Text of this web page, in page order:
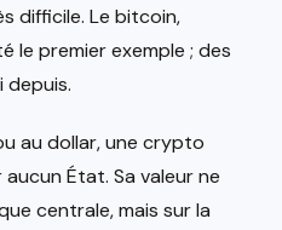
difficile. Le bitcoin,
le premier exemple ; des
depuis.
au dollar, une crypto
État. Sa valeur ne
centrale, mais sur la